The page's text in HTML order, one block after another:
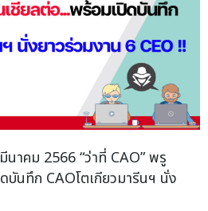
าคม 2566 “ว่าที่ CAO” พรู
บันทึก CAOโตเกียวมารีนฯ นั่ง